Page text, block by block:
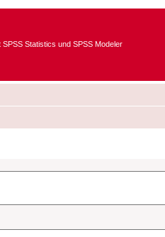
Statistics und SPSS Modeler